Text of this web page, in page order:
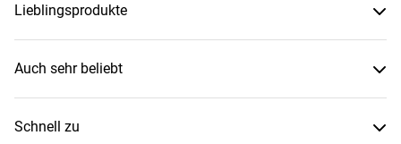
Lieblingsprodukte
Auch sehr beliebt
Schnell zu